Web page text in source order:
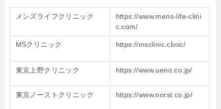
メンズライフクリニック
https://www.mens-life-clini
c.com/
MSクリニック https://msclinic.clinic/
東京上野クリニック https://www.ueno.co.jp/
東京ノーストクリニック https://www.norst.co.jp/